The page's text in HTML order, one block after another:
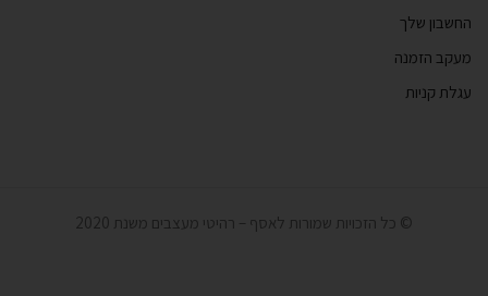
החשבון שלך
מעקב הזמנה
עגלת קניות
© כל הזכויות שמורות לאסף – רהיטי מעצבים משנת 2020